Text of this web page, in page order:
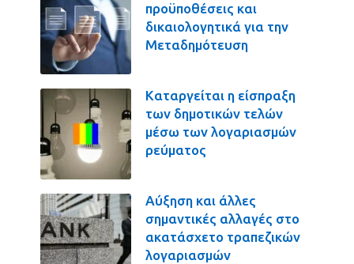
προϋποθέσεις και
δικαιολογητικά για την
Μεταδημότευση
Καταργείται η είσπραξη
των δημοτικών τελών
μέσω των λογαριασμών
ρεύματος
Αύξηση και άλλες
σημαντικές αλλαγές στο
ακατάσχετο τραπεζικών
λογαριασμών